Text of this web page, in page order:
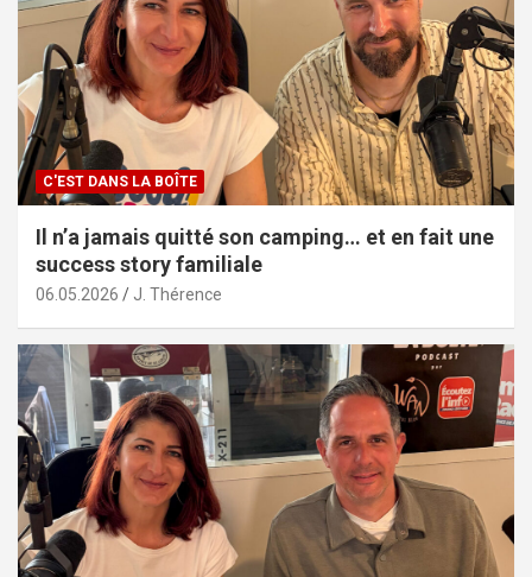
C'EST DANS LA BOÎTE
Il n’a jamais quitté son camping… et en fait une
success story familiale
06.05.2026 J. Thérence